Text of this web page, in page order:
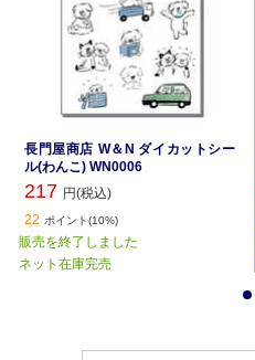
長門屋商店 W＆N ダイカットシー
ル(わんこ) WN0006
217 円(税込)
22 ポイント(10%)
販売を終了しました
ネット在庫完売